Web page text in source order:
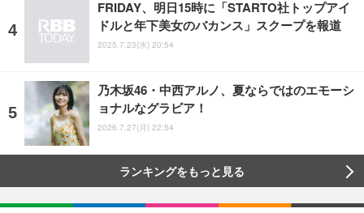
FRIDAY、明日15時に「STARTO社トップアイ
ドルと年下美女のバカンス」スクープを報道
2025.7.23(水) 20:54
乃木坂46・中西アルノ、夏ならではのエモーシ
ョナルなグラビア！
2026.7.27(月) 22:54
ランキングをもっと見る